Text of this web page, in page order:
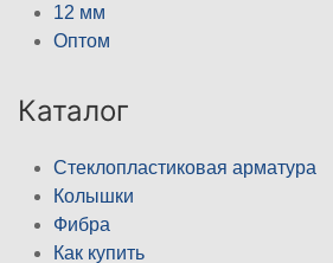
12 мм
Оптом
Каталог
Стеклопластиковая арматура
Колышки
Фибра
Как купить